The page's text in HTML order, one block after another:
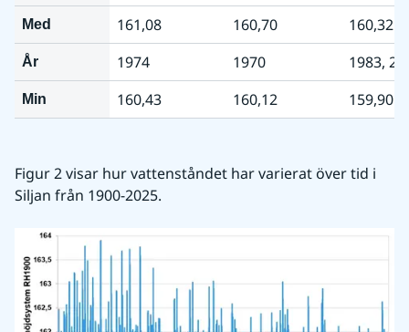
Med 161,08 160,70 160,32
År 1974 1970 1983,
Min 160,43 160,12 159,90
Figur 2 visar hur vattenståndet har varierat över tid i
Siljan från 1900-2025.